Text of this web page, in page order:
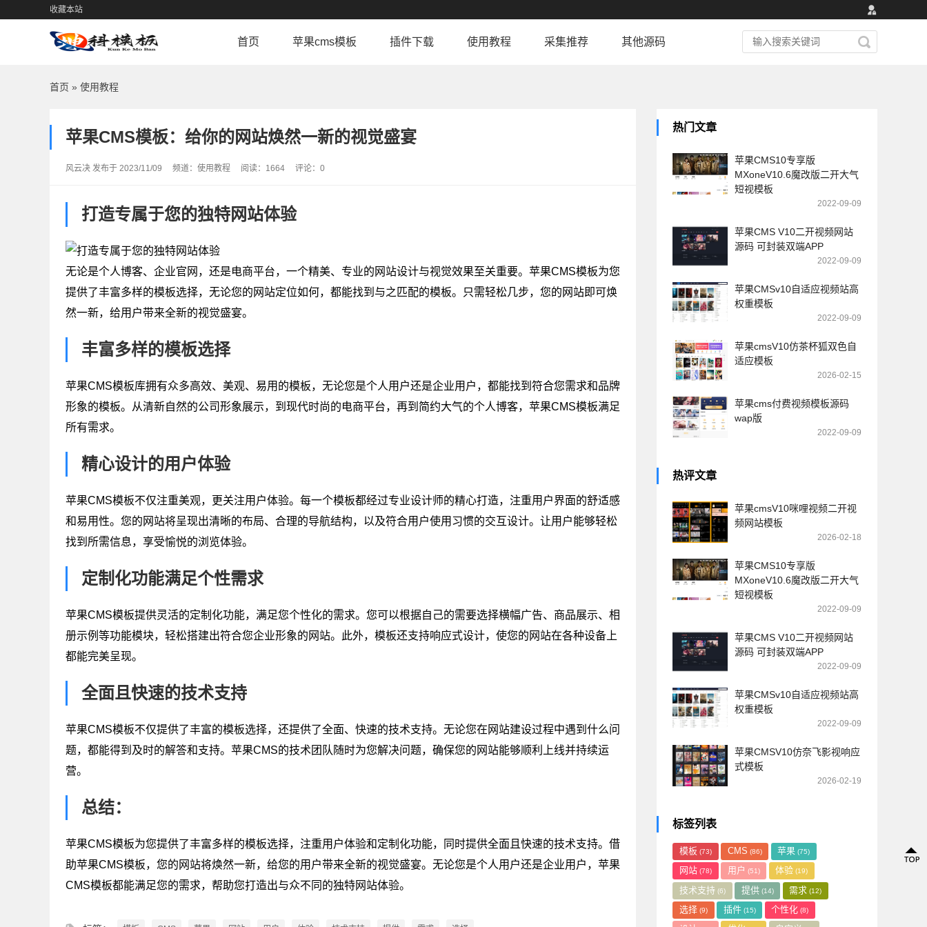
收藏本站
首页 苹果cms模板 插件下载 使用教程 采集推荐 其他源码
首页 » 使用教程
苹果CMS模板：给你的网站焕然一新的视觉盛宴
风云决 发布于 2023/11/09 频道： 使用教程 阅读：1664 评论：0
打造专属于您的独特网站体验
无论是个人博客、企业官网，还是电商平台，一个精美、专业的网站设计与视觉效果至关重要。苹果CMS模板为您
提供了丰富多样的模板选择，无论您的网站定位如何，都能找到与之匹配的模板。只需轻松几步，您的网站即可焕
然一新，给用户带来全新的视觉盛宴。
丰富多样的模板选择
苹果CMS模板库拥有众多高效、美观、易用的模板，无论您是个人用户还是企业用户，都能找到符合您需求和品牌
形象的模板。从清新自然的公司形象展示，到现代时尚的电商平台，再到简约大气的个人博客，苹果CMS模板满足
所有需求。
精心设计的用户体验
苹果CMS模板不仅注重美观，更关注用户体验。每一个模板都经过专业设计师的精心打造，注重用户界面的舒适感
和易用性。您的网站将呈现出清晰的布局、合理的导航结构，以及符合用户使用习惯的交互设计。让用户能够轻松
找到所需信息，享受愉悦的浏览体验。
定制化功能满足个性需求
苹果CMS模板提供灵活的定制化功能，满足您个性化的需求。您可以根据自己的需要选择横幅广告、商品展示、相
册示例等功能模块，轻松搭建出符合您企业形象的网站。此外，模板还支持响应式设计，使您的网站在各种设备上
都能完美呈现。
全面且快速的技术支持
苹果CMS模板不仅提供了丰富的模板选择，还提供了全面、快速的技术支持。无论您在网站建设过程中遇到什么问
题，都能得到及时的解答和支持。苹果CMS的技术团队随时为您解决问题，确保您的网站能够顺利上线并持续运
营。
总结：
苹果CMS模板为您提供了丰富多样的模板选择，注重用户体验和定制化功能，同时提供全面且快速的技术支持。借
助苹果CMS模板，您的网站将焕然一新，给您的用户带来全新的视觉盛宴。无论您是个人用户还是企业用户，苹果
CMS模板都能满足您的需求，帮助您打造出与众不同的独特网站体验。
热门文章
苹果CMS10专享版
MXoneV10.6魔改版二开大气
短视模板
2022-09-09
苹果CMS V10二开视频网站
源码 可封装双端APP
2022-09-09
苹果CMSv10自适应视频站高
权重模板
2022-09-09
苹果cmsV10仿茶杯狐双色自
适应模板
2026-02-15
苹果cms付费视频模板源码
wap版
2022-09-09
热评文章
苹果cmsV10咪哩视频二开视
频网站模板
2026-02-18
苹果CMS10专享版
MXoneV10.6魔改版二开大气
短视模板
2022-09-09
苹果CMS V10二开视频网站
源码 可封装双端APP
2022-09-09
苹果CMSv10自适应视频站高
权重模板
2022-09-09
苹果CMSV10仿奈飞影视响应
式模板
2026-02-19
标签列表
模板 (73) CMS (86) 苹果 (75)
网站(78) 用户 (51) 体验 (19)
技术支持(6) 提供(14) 需求 (12)
选择(9) 插件(15) 个性化 (8)